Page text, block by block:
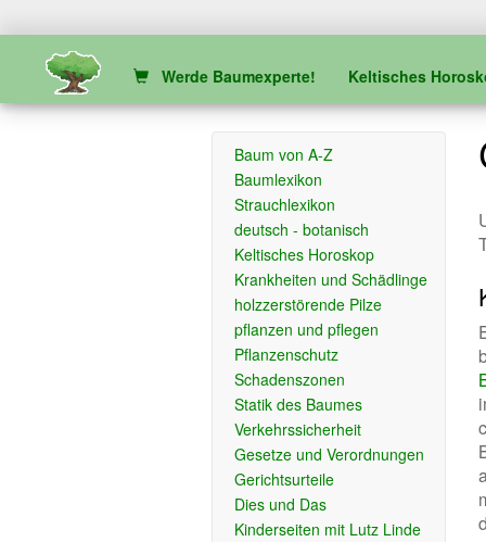
Werde Baumexperte! Keltisches
Baum von A-Z
Baumlexikon
Strauchlexikon
deutsch - botanisch
Keltisches Horoskop
Krankheiten und Schädlinge
holzzerstörende Pilze
pflanzen und pflegen
Pflanzenschutz
Schadenszonen
Statik des Baumes
Verkehrssicherheit
Gesetze und Verordnungen
Gerichtsurteile
Dies und Das
Kinderseiten mit Lutz Linde